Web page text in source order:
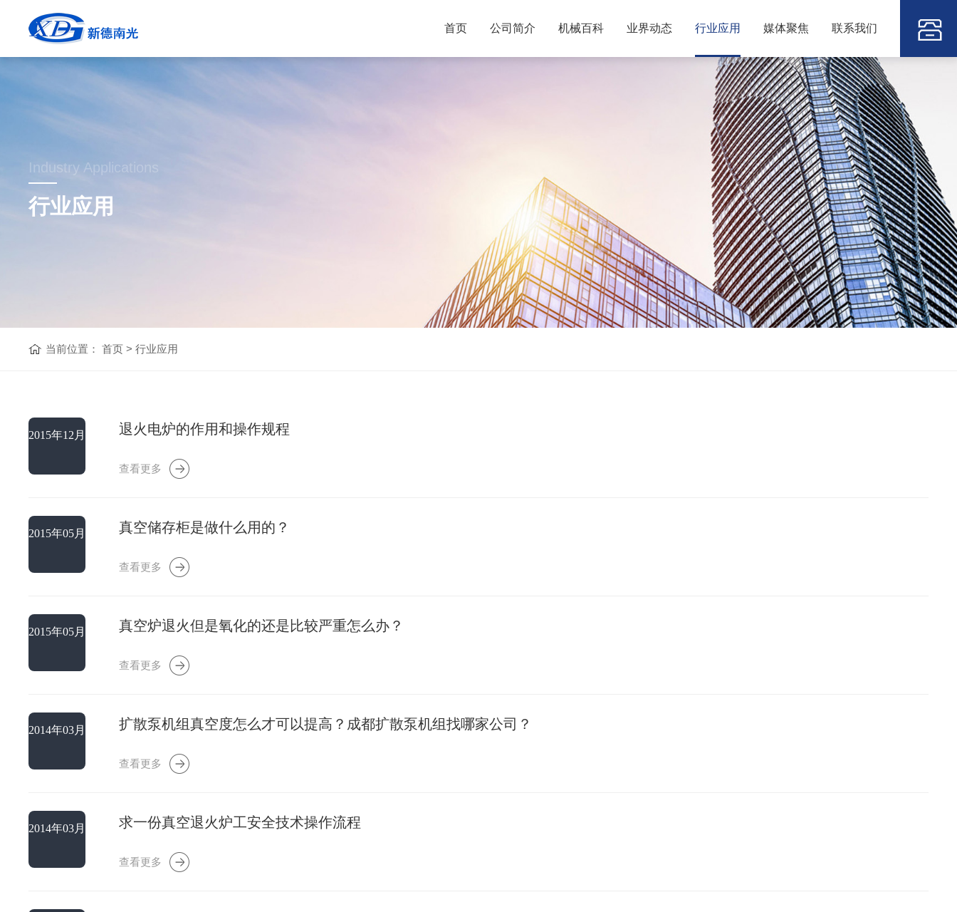
首页 公司简介 机械百科 业界动态 行业应用 媒体聚焦 联系我们
Industry Applications
行业应用
当前位置：首页 >行业应用
2015年12月
退火电炉的作用和操作规程
查看更多
2015年05月
真空储存柜是做什么用的？
查看更多
2015年05月
真空炉退火但是氧化的还是比较严重怎么办？
查看更多
2014年03月
扩散泵机组真空度怎么才可以提高？成都扩散泵机组找哪家公司？
查看更多
2014年03月
求一份真空退火炉工安全技术操作流程
查看更多